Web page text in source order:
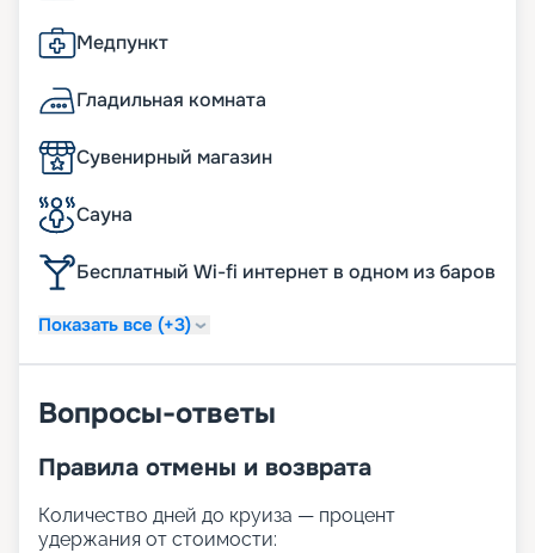
Медпункт
Гладильная комната
Сувенирный магазин
Сауна
Бесплатный Wi-fi интернет в одном из баров
Показать все (+3)
Вопросы-ответы
Правила отмены и возврата
Количество дней до круиза — процент
удержания от стоимости: